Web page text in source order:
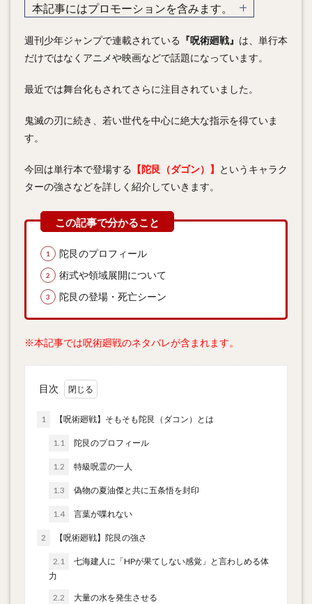
本記事にはプロモーションを含みます。
週刊少年ジャンプで連載されている 『呪術廻戦』 は、単行本
だけではなくアニメや映画などで話題になっています。
最近では舞台化もされてさらに注目されていました。
鬼滅の刃に続き、若い世代を中心に絶大な指示を得ていま
す。
今回は単行本で登場する 【陀艮（ダゴン）】
というキャラク
ターの強さなどを詳しく紹介していきます。
陀艮のプロフィール
術式や領域展開について
陀艮の登場・死亡シーン
※本記事では呪術廻戦のネタバレが含まれます。
目次
1 【呪術廻戦】そもそも陀艮（ダコン）とは
1.1 陀艮のプロフィール
1.2 特級呪霊の一人
1.3 偽物の夏油傑と共に五条悟を封印
1.4 言葉が喋れない
2 【呪術廻戦】陀艮の強さ
2.1
七海建人に「HPが果てしない感覚」と言わしめる体
力
2.2 大量の水を発生させる